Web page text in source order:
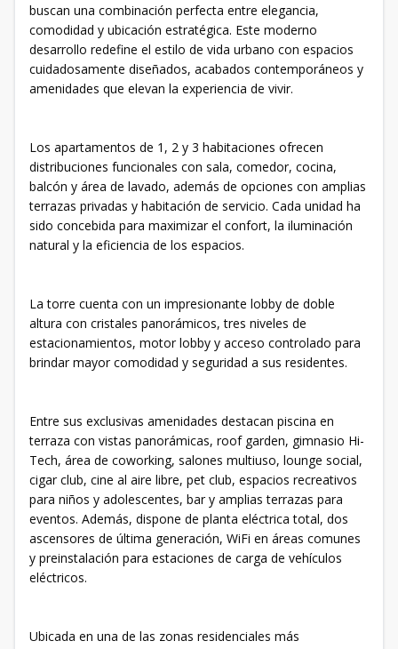
buscan una combinación perfecta entre elegancia,
comodidad y ubicación estratégica. Este moderno
desarrollo redefine el estilo de vida urbano con espacios
cuidadosamente diseñados, acabados contemporáneos y
amenidades que elevan la experiencia de vivir.
Los apartamentos de 1, 2 y 3 habitaciones ofrecen
distribuciones funcionales con sala, comedor, cocina,
balcón y área de lavado, además de opciones con amplias
terrazas privadas y habitación de servicio. Cada unidad ha
sido concebida para maximizar el confort, la iluminación
natural y la eficiencia de los espacios.
La torre cuenta con un impresionante lobby de doble
altura con cristales panorámicos, tres niveles de
estacionamientos, motor lobby y acceso controlado para
brindar mayor comodidad y seguridad a sus residentes.
Entre sus exclusivas amenidades destacan piscina en
terraza con vistas panorámicas, roof garden, gimnasio Hi-
Tech, área de coworking, salones multiuso, lounge social,
cigar club, cine al aire libre, pet club, espacios recreativos
para niños y adolescentes, bar y amplias terrazas para
eventos. Además, dispone de planta eléctrica total, dos
ascensores de última generación, WiFi en áreas comunes
y preinstalación para estaciones de carga de vehículos
eléctricos.
Ubicada en una de las zonas residenciales más